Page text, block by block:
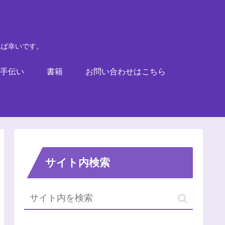
幸いです。
伝い 書籍 お問い合わせはこちら
サイト内検索